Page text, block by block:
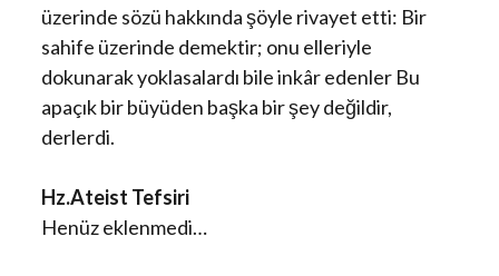
üzerinde sözü hakkında şöyle rivayet etti: Bir
sahife üzerinde demektir; onu elleriyle
dokunarak yoklasalardı bile inkâr edenler Bu
apaçık bir büyüden başka bir şey değildir,
derlerdi.
Hz.Ateist Tefsiri
Henüz eklenmedi…